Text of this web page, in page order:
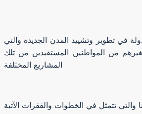
في تطوير وتشييد المدن الجديدة والتي
من المواطنين المستفيدين من تلك